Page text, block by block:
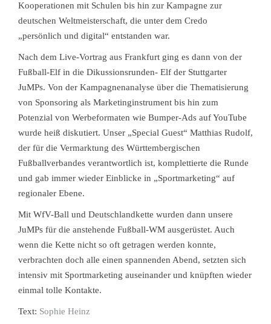
Kooperationen mit Schulen bis hin zur Kampagne zur
deutschen Weltmeisterschaft, die unter dem Credo
„persönlich und digital“ entstanden war.
Nach dem Live-Vortrag aus Frankfurt ging es dann von der
Fußball-Elf in die Dikussionsrunden- Elf der Stuttgarter
JuMPs. Von der Kampagnenanalyse über die Thematisierung
von Sponsoring als Marketinginstrument bis hin zum
Potenzial von Werbeformaten wie Bumper-Ads auf YouTube
wurde heiß diskutiert. Unser „Special Guest“ Matthias Rudolf,
der für die Vermarktung des Württembergischen
Fußballverbandes verantwortlich ist, komplettierte die Runde
und gab immer wieder Einblicke in „Sportmarketing“ auf
regionaler Ebene.
Mit WfV-Ball und Deutschlandkette wurden dann unsere
JuMPs für die anstehende Fußball-WM ausgerüstet. Auch
wenn die Kette nicht so oft getragen werden konnte,
verbrachten doch alle einen spannenden Abend, setzten sich
intensiv mit Sportmarketing auseinander und knüpften wieder
einmal tolle Kontakte.
Text: Sophie Heinz